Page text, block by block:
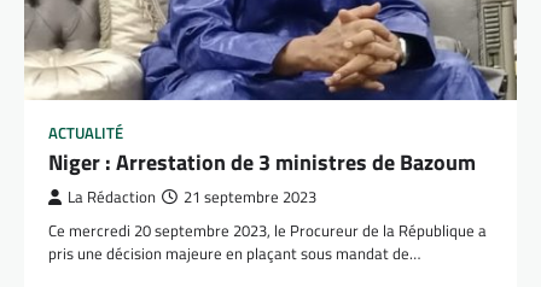
ACTUALITÉ
Niger : Arrestation de 3 ministres de Bazoum
La Rédaction 21 septembre 2023
Ce mercredi 20 septembre 2023, le Procureur de la République a
pris une décision majeure en plaçant sous mandat de…